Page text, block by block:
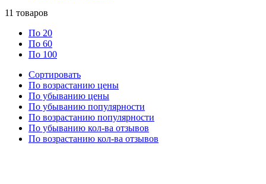
11 товаров
По 20
По 60
По 100
Сортировать
По возрастанию цены
По убыванию цены
По убыванию популярности
По возрастанию популярности
По убыванию кол-ва отзывов
По возрастанию кол-ва отзывов